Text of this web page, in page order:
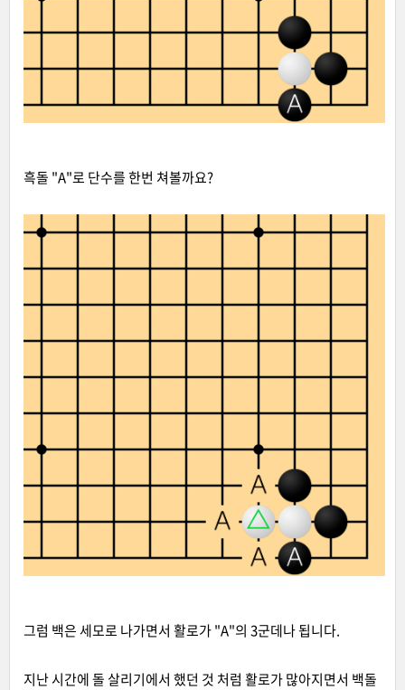
흑돌 "A"로 단수를 한번 쳐볼까요?
그럼 백은 세모로 나가면서 활로가 "A"의 3군데나 됩니다.
지난 시간에 돌 살리기에서 했던 것 처럼 활로가 많아지면서 백돌